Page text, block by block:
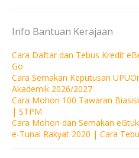
Info Bantuan Kerajaan
Cara Daftar dan Tebus Kredit
Go
Cara Semakan Keputusan
Akademik 2026/2027
Cara Mohon 100 Tawaran
| STPM
Cara Mohon dan Semakan
e-Tunai Rakyat 2020 | Cara